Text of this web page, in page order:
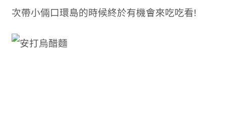
次帶小倆口環島的時候終於有機會來吃吃看!